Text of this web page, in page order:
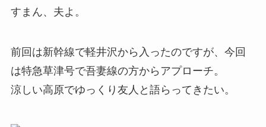
すまん、夫よ。
前回は新幹線で軽井沢から入ったのですが、今回
は特急草津号で吾妻線の方からアプローチ。
涼しい高原でゆっくり友人と語らってきたい。